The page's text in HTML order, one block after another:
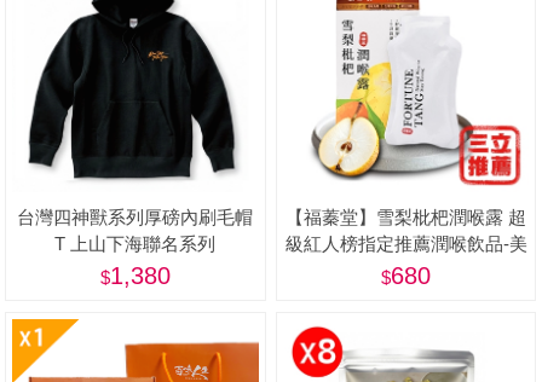
台灣四神獸系列厚磅內刷毛帽
T 上山下海聯名系列
1,380
【福蓁堂】雪梨枇杷潤喉露 超
級紅人榜指定推薦潤喉飲品-美
680